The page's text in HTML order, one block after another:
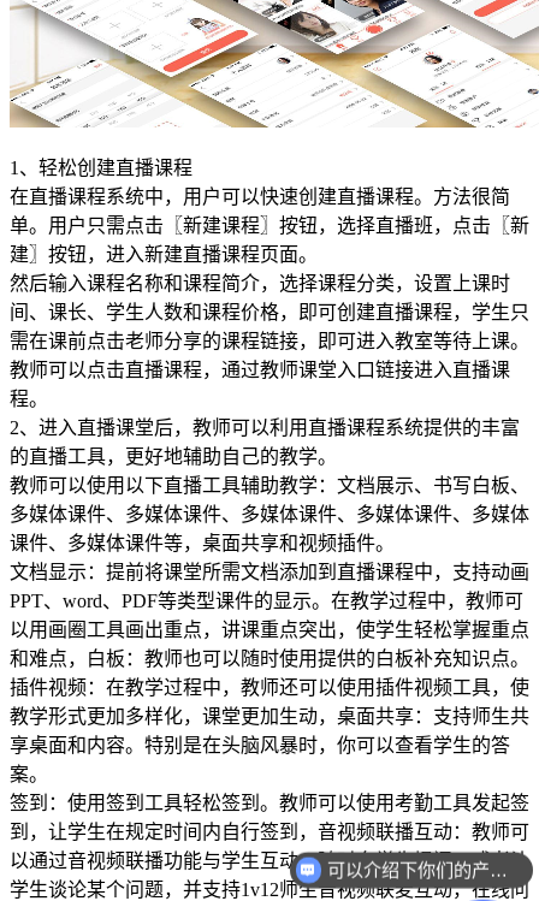
1、轻松创建直播课程
在直播课程系统中，用户可以快速创建直播课程。方法很简
单。用户只需点击〖新建课程〗按钮，选择直播班，点击〖新
建〗按钮，进入新建直播课程页面。
然后输入课程名称和课程简介，选择课程分类，设置上课时
间、课长、学生人数和课程价格，即可创建直播课程，学生只
需在课前点击老师分享的课程链接，即可进入教室等待上课。
教师可以点击直播课程，通过教师课堂入口链接进入直播课
程。
2、进入直播课堂后，教师可以利用直播课程系统提供的丰富
的直播工具，更好地辅助自己的教学。
教师可以使用以下直播工具辅助教学：文档展示、书写白板、
多媒体课件、多媒体课件、多媒体课件、多媒体课件、多媒体
课件、多媒体课件等，桌面共享和视频插件。
文档显示：提前将课堂所需文档添加到直播课程中，支持动画
PPT、word、PDF等类型课件的显示。在教学过程中，教师可
以用画圈工具画出重点，讲课重点突出，使学生轻松掌握重点
和难点，白板：教师也可以随时使用提供的白板补充知识点。
插件视频：在教学过程中，教师还可以使用插件视频工具，使
教学形式更加多样化，课堂更加生动，桌面共享：支持师生共
享桌面和内容。特别是在头脑风暴时，你可以查看学生的答
案。
签到：使用签到工具轻松签到。教师可以使用考勤工具发起签
到，让学生在规定时间内自行签到，音视频联播互动：教师可
以通过音视频联播功能与学生互动，随时向学生提问，或者让
学生谈论某个问题，并支持1v12师生音视频联麦互动，在线问
可以介绍下你们的产品么？